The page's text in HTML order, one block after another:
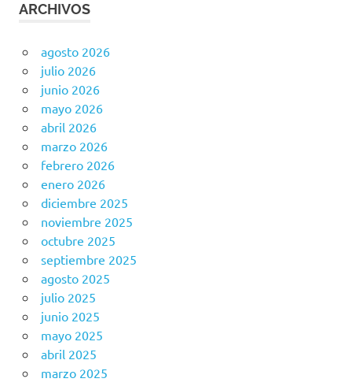
ARCHIVOS
agosto 2026
julio 2026
junio 2026
mayo 2026
abril 2026
marzo 2026
febrero 2026
enero 2026
diciembre 2025
noviembre 2025
octubre 2025
septiembre 2025
agosto 2025
julio 2025
junio 2025
mayo 2025
abril 2025
marzo 2025